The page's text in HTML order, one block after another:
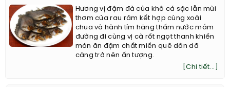
Hương vị đậm đà của khô cá sặc lẫn mùi
thơm của rau răm kết hợp cùng xoài
chua và hành tím hăng thấm nước mắm
đường đi cùng vị cà rốt ngọt thanh khiến
món ăn đậm chất miền quê dân dã
càng trở nên ấn tượng.
[Chi tiết...]